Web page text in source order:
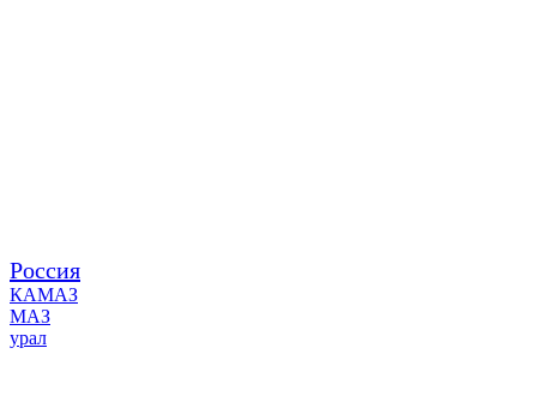
Россия
КАМАЗ
МАЗ
урал